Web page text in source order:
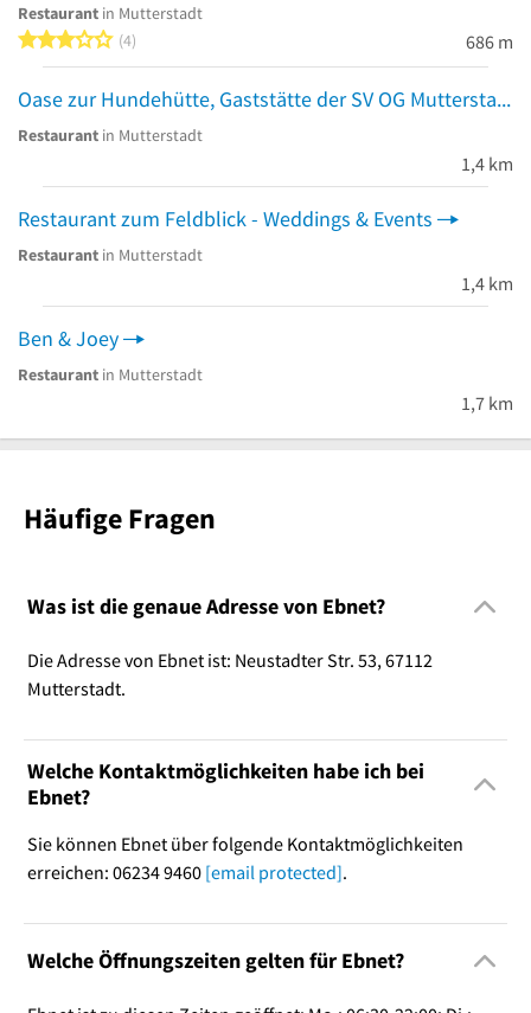
Restaurant in Mutterstadt
3 von 5 Sternen
4 686 m
Oase zur Hundehütte, Gaststätte der SV OG Mutterstadt
Restaurant in Mutterstadt
1,4 km
Restaurant zum Feldblick - Weddings & Events
Restaurant in Mutterstadt
1,4 km
Ben & Joey
Restaurant in Mutterstadt
1,7 km
Häufige Fragen
Was ist die genaue Adresse von Ebnet?
Die Adresse von Ebnet ist: Neustadter Str. 53, 67112
Mutterstadt.
Welche Kontaktmöglichkeiten habe ich bei
Ebnet?
Sie können Ebnet über folgende Kontaktmöglichkeiten
erreichen: 06234 9460 [email protected].
Welche Öffnungszeiten gelten für Ebnet?